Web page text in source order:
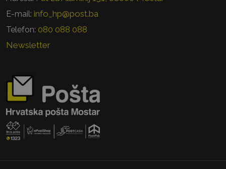
E-mail: info_hp@post.ba
Telefon: 080 088 088
Newsletter